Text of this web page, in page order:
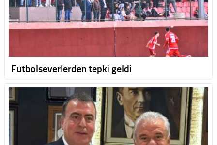
Futbolseverlerden tepki geldi